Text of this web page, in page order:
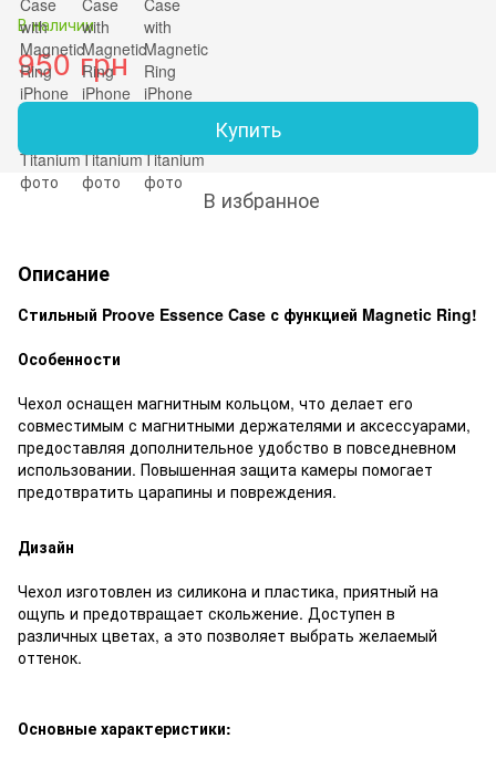
В наличии
950 грн
Купить
В избранное
Описание
Стильный Proove Essence Case с функцией Magnetic Ring!
Особенности
Чехол оснащен магнитным кольцом, что делает его
совместимым с магнитными держателями и аксессуарами,
предоставляя дополнительное удобство в повседневном
использовании. Повышенная защита камеры помогает
предотвратить царапины и повреждения.
Дизайн
Чехол изготовлен из силикона и пластика, приятный на
ощупь и предотвращает скольжение. Доступен в
различных цветах, а это позволяет выбрать желаемый
оттенок.
Основные характеристики: